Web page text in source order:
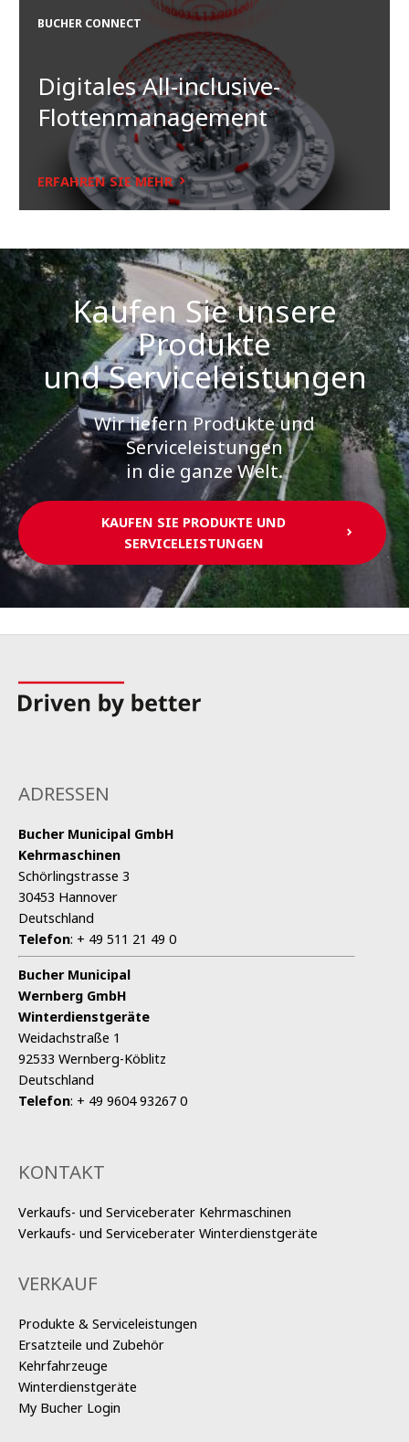
BUCHER CONNECT
Digitales All-inclusive-
Flottenmanagement
ERFAHREN SIE MEHR
Kaufen Sie unsere
Produkte
und Serviceleistungen
Wir liefern Produkte und
Serviceleistungen
in die ganze Welt.
KAUFEN SIE PRODUKTE UND
SERVICELEISTUNGEN
ADRESSEN
Bucher Municipal GmbH
Kehrmaschinen
Schörlingstrasse 3
30453 Hannover
Deutschland
Telefon: + 49 511 21 49 0
Bucher Municipal
Wernberg GmbH
Winterdienstgeräte
Weidachstraße 1
92533 Wernberg-Köblitz
Deutschland
Telefon: + 49 9604 93267 0
KONTAKT
Verkaufs- und Serviceberater Kehrmaschinen
Verkaufs- und Serviceberater Winterdienstgeräte
VERKAUF
Produkte & Serviceleistungen
Ersatzteile und Zubehör
Kehrfahrzeuge
Winterdienstgeräte
My Bucher Login